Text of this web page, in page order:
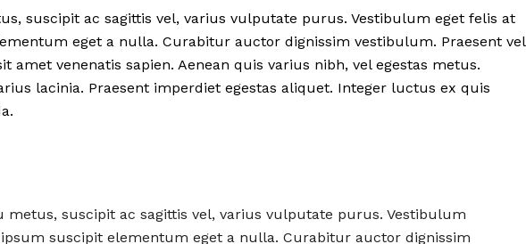
suscipit ac sagittis vel, varius vulputate purus. Vestibulum eget felis at
eget a nulla. Curabitur auctor dignissim vestibulum. Praesent vel
amet venenatis sapien. Aenean quis varius nibh, vel egestas metus.
lacinia. Praesent imperdiet egestas aliquet. Integer luctus ex quis
metus, suscipit ac sagittis vel, varius vulputate purus. Vestibulum
suscipit elementum eget a nulla. Curabitur auctor dignissim